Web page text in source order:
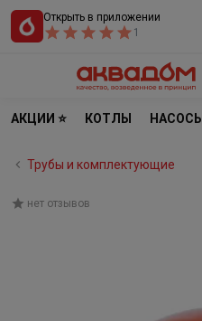
Открыть в приложении
1
АКЦИИ ⭐ КОТЛЫ НАСОСЫ
Трубы и комплектующие
нет отзывов